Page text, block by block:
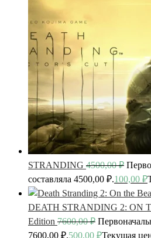
STRANDING 4500,00₽
составляла 4500,00 ₽.100,00 ₽
DEATH STRANDING 2: ON
Edition 7600,00₽
7600,00 ₽.500,00 ₽Текущая